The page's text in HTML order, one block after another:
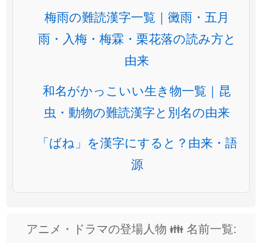
梅雨の難読漢字一覧｜黴雨・五月
雨・入梅・梅霖・栗花落の読み方と
由来
和名がかっこいい生き物一覧｜昆
虫・動物の難読漢字と別名の由来
「ばね」を漢字にすると？由来・語
源
アニメ・ドラマの登場人物 👪 名前一覧: